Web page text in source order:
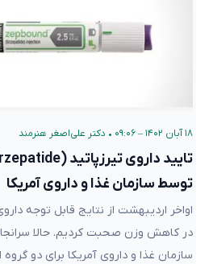
۱۸ آبان ۱۴۰۲ – ۰۹:۰۶ • دکتر علی‌اصغر هنرمند
توسط سازمان غذا و داروی آمریکا
در کاهش وزن صحبت کردیم. حالا
سازمان غذا و داروی آمریکا برای دو گروه